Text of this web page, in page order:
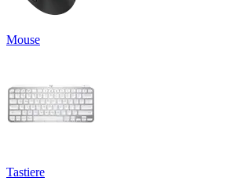
Mouse
Tastiere